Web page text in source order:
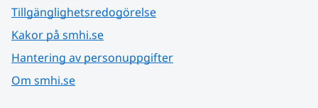
Tillgänglighetsredogörelse
Kakor på smhi.se
Hantering av personuppgifter
Om smhi.se